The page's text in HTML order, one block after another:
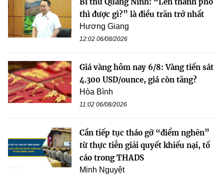
thì được gì?” là điều trăn trở nhất
Hương Giang
12:02 06/08/2026
Giá vàng hôm nay 6/8: Vàng tiến sát
4.300 USD/ounce, giá còn tăng?
Hòa Bình
11:02 06/08/2026
Cần tiếp tục tháo gỡ “điểm nghẽn”
từ thực tiễn giải quyết khiếu nại, tố
cáo trong THADS
Minh Nguyệt